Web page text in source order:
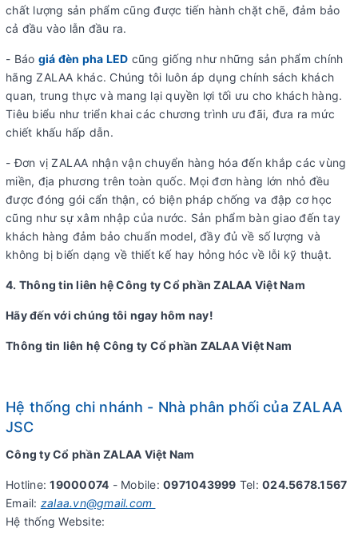
chất lượng sản phẩm cũng được tiến hành chặt chẽ, đảm bảo
cả đầu vào lẫn đầu ra.
- Báo giá đèn pha LED cũng giống như những sản phẩm chính
hãng ZALAA khác. Chúng tôi luôn áp dụng chính sách khách
quan, trung thực và mang lại quyền lợi tối ưu cho khách hàng.
Tiêu biểu như triển khai các chương trình ưu đãi, đưa ra mức
chiết khấu hấp dẫn.
- Đơn vị ZALAA nhận vận chuyển hàng hóa đến khắp các vùng
miền, địa phương trên toàn quốc. Mọi đơn hàng lớn nhỏ đều
được đóng gói cẩn thận, có biện pháp chống va đập cơ học
cũng như sự xâm nhập của nước. Sản phẩm bàn giao đến tay
khách hàng đảm bảo chuẩn model, đầy đủ về số lượng và
không bị biến dạng về thiết kế hay hỏng hóc về lỗi kỹ thuật.
4. Thông tin liên hệ Công ty Cổ phần ZALAA Việt Nam
Hãy đến với chúng tôi ngay hôm nay!
Thông tin liên hệ Công ty Cổ phần ZALAA Việt Nam
Hệ thống chi nhánh - Nhà phân phối của ZALAA
JSC
Công ty Cổ phần ZALAA Việt Nam
Hotline:19000074 - Mobile: 0971043999 Tel: 024.5678.1567
Email: zalaa.vn@gmail.com
Hệ thống Website: